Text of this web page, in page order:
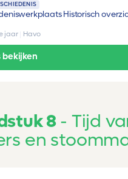
Historisch
jaar Havo
bekijken
8
Tijd
en